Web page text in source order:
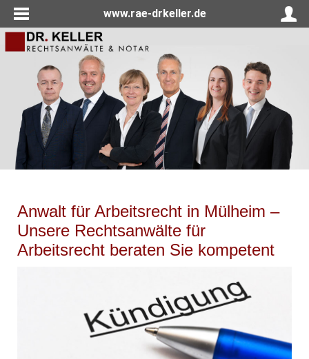
www.rae-drkeller.de
Anwalt für Arbeitsrecht in Mülheim –
Unsere Rechtsanwälte für
Arbeitsrecht beraten Sie kompetent